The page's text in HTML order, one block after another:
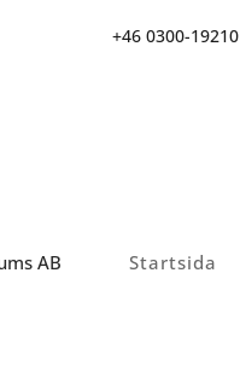
+46 0300-19210
Startsida